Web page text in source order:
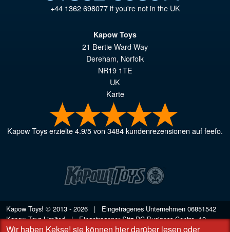
+44 1362 698077if you're not in the UK
Kapow Toys
21 Bertie Ward Way
Dereham, Norfolk
NR19 1TE
UK
Karte
Kapow Toyserzielte4.9/5von 3484kundenrezensionen auf feefo.
Kapow Toys! © 2013 - 2026 | Eingetragenes Unternehmen 06851542
Kapow Toys Limited | Eingetragener Sitz DC Business Centre, 10
Charles Wood Rd, Rash's Green, Dereham, Norfolk NR19 1SX | VAT
Wir haben Kekse! sie können hier darüber lesen oder